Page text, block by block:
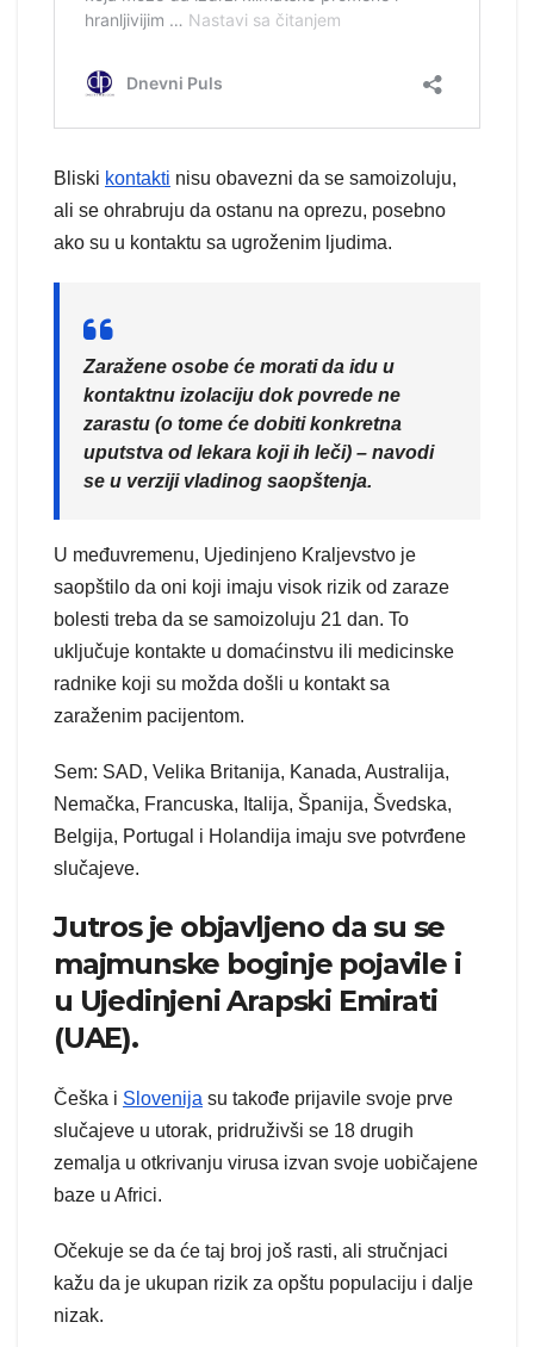
Bliski kontakti nisu obavezni da se samoizoluju,
ali se ohrabruju da ostanu na oprezu, posebno
ako su u kontaktu sa ugroženim ljudima.
Zaražene osobe će morati da idu u
kontaktnu izolaciju dok povrede ne
zarastu (o tome će dobiti konkretna
uputstva od lekara koji ih leči) – navodi
se u verziji vladinog saopštenja.
U međuvremenu, Ujedinjeno Kraljevstvo je
saopštilo da oni koji imaju visok rizik od zaraze
bolesti treba da se samoizoluju 21 dan. To
uključuje kontakte u domaćinstvu ili medicinske
radnike koji su možda došli u kontakt sa
zaraženim pacijentom.
Sem: SAD, Velika Britanija, Kanada, Australija,
Nemačka, Francuska, Italija, Španija, Švedska,
Belgija, Portugal i Holandija imaju sve potvrđene
slučajeve.
Jutros je objavljeno da su se
majmunske boginje pojavile i
u Ujedinjeni Arapski Emirati
(UAE).
Češka i Slovenija su takođe prijavile svoje prve
slučajeve u utorak, pridruživši se 18 drugih
zemalja u otkrivanju virusa izvan svoje uobičajene
baze u Africi.
Očekuje se da će taj broj još rasti, ali stručnjaci
kažu da je ukupan rizik za opštu populaciju i dalje
nizak.